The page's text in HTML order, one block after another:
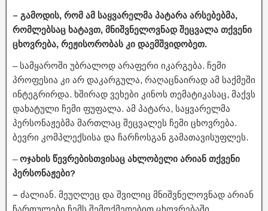
– გამოდის, რომ ამ საყვარელმა პატარა არსებებმა,
რომლებსაც ხატავთ, მნიშვნელოვნად შეცვალა თქვენი
ცხოვრება, რეჟისორობას კი დაემშვიდობეთ.
– სამყაროში უბრალოდ არაფერი იკარგება. ჩემი
პროფესია კი არ დაკარგულა, რაღაცნაირად ამ საქმეში
ინტეგრირდა. ხშირად ვეხები კინოს თემატიკასაც, მაქვს
დახატული ჩემი ფუფალა. ამ პატარა, საყვარელმა
პერსონაჟებმა მართლაც შეცვალეს ჩემი ცხოვრება.
ბევრი კომპლექსისა და ჩარჩოსგან გამათავისუფლეს.
–ოჯახის წევრებისთვისაც ახლობელი არიან თქვენი
პერსონაჟები?
– ძალიან. მეუღლეც და შვილიც მნიშვნელოვნად არიან